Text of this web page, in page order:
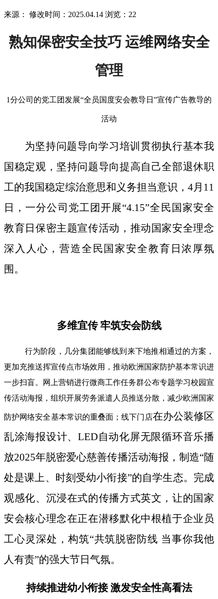
来源： 修改时间：2025.04.14 浏览：22
熟知保密安全技巧 运维网络安全
管理
1分公司的党工团发展“全员国度安会教导日”宣传广告教导的
活动
为坚持问题导向学习培训贯彻执行基本我
国稳定观，坚持问题导向提高自己全部退休职
工的我国稳定综治意思和义务担当意识，4月11
日，一分公司党工团开展“4.15”全民国家安全
教育日保密主题宣传活动，推动国家安全理念
深入人心，营造全民国家安全教育日浓厚氛
围。
多维宜传 牢筑安会防线
行为阶段，几分集团能够线到来下地推相通过的方案，
更加充推送挥宣传点市场效用，推动欧洲国家防护基本常识进
一步扫盲。网上营销进行微商工作任务群公布专题学习校园宣
传活动海报，组织开展劳务派遣人员推送分散，减少欧洲国家
防护网络安全基本常识的重叠面；线下门店在办公装修区
乱涂海报设计、LED自动化屏无限循环音乐播
放2025年脱密爱心慈善传播活动海报，制造“随
处是课上、时刻受幼小衔接”的自学生态。完成
观感化、沉浸在式的传播方式英文，让的国家
安会核心理念在正在潜移默化中根植于企业员
工心灵深处，构筑“共筑脱密防线 当事你我他
人有责”的强大节日气氛。
持续推进幼小衔接 激发安全性高看法